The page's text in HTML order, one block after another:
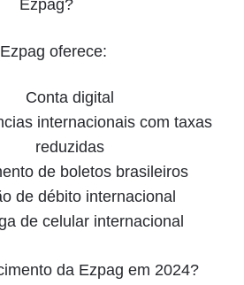
Ezpag?
oferece:
Conta digital
internacionais com taxas
reduzidas
de boletos brasileiros
de débito internacional
de celular internacional
da Ezpag em 2024?